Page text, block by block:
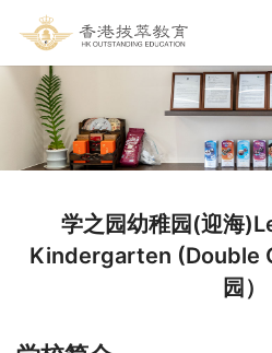
学之园幼稚园(迎海
Kindergarten (Double
园）